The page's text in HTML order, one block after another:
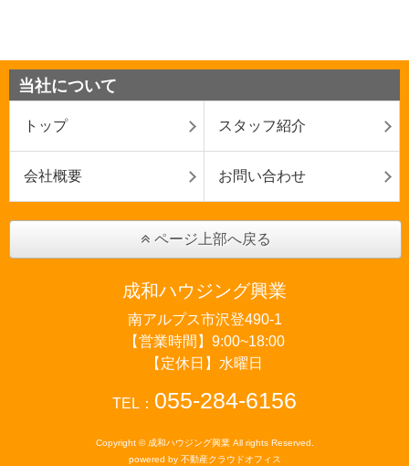
当社について
トップ スタッフ紹介
会社概要 お問い合わせ
ページ上部へ戻る
成和ハウジング興業
南アルプス市沢登490-1
【営業時間】9:00~18:00
【定休日】水曜日
TEL： 055-284-6156
Copyright © 成和ハウジング興業 All rights Reserved.
powered by 不動産クラウドオフィス